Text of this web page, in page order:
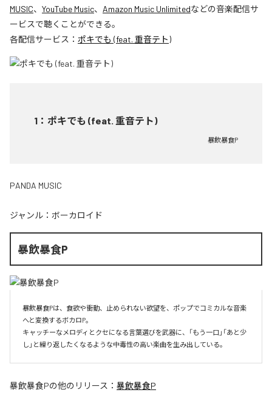
MUSIC、 YouTube Music、 Amazon Music Unlimitedなどの音楽配信サ
ービスで聴くことができる。
各配信サービス： ポキでも (feat. 重音テト)
1 ： ポキでも (feat. 重音テト)
暴飲暴食P
PANDA MUSIC
ジャンル： ボーカロイド
暴飲暴食P
暴飲暴食Pは、食欲や衝動、止められない欲望を、ポップでコミカルな音楽
へと変換するボカロP。
キャッチーなメロディとクセになる言葉選びを武器に、「もう一口」「あと少
し」と繰り返したくなるような中毒性の高い楽曲を生み出している。
暴飲暴食Pの他のリリース： 暴飲暴食P